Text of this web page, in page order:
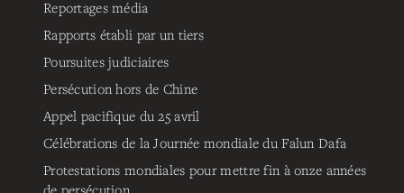
Reportages média
Rapports établi par un tiers
Poursuites judiciaires
Persécution hors de Chine
Appel pacifique du 25 avril
Célébrations de la Journée mondiale du Falun Dafa
Protestations mondiales pour mettre fin à onze années